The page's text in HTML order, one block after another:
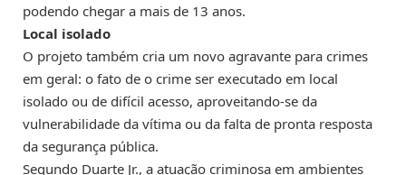
podendo chegar a mais de 13 anos.
Local isolado
O projeto também cria um novo agravante para crimes
em geral: o fato de o crime ser executado em local
isolado ou de difícil acesso, aproveitando-se da
vulnerabilidade da vítima ou da falta de pronta resposta
da segurança pública.
Segundo Duarte Jr., a atuação criminosa em ambientes